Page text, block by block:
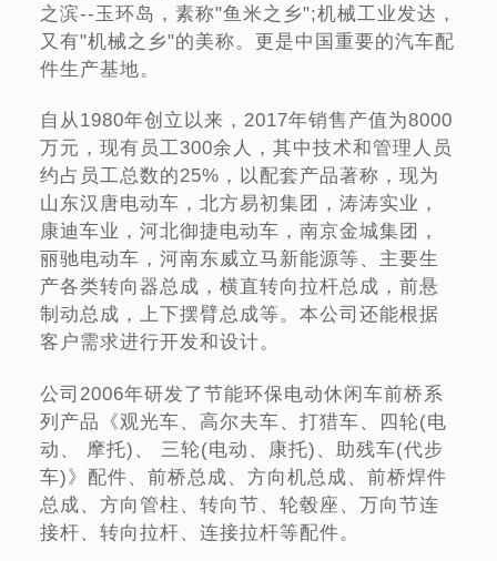
之滨--玉环岛，素称"鱼米之乡";机械工业发达，
又有"机械之乡"的美称。更是中国重要的汽车配
件生产基地。
自从1980年创立以来，2017年销售产值为8000
万元，现有员工300余人，其中技术和管理人员
约占员工总数的25%，以配套产品著称，现为
山东汉唐电动车，北方易初集团，涛涛实业，
康迪车业，河北御捷电动车，南京金城集团，
丽驰电动车，河南东威立马新能源等、主要生
产各类转向器总成，横直转向拉杆总成，前悬
制动总成，上下摆臂总成等。本公司还能根据
客户需求进行开发和设计。
公司2006年研发了节能环保电动休闲车前桥系
列产品《观光车、高尔夫车、打猎车、四轮(电
动、 摩托)、 三轮(电动、康托)、助残车(代步
车)》配件、前桥总成、方向机总成、前桥焊件
总成、方向管柱、转向节、轮毂座、万向节连
接杆、转向拉杆、连接拉杆等配件。